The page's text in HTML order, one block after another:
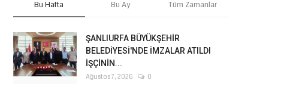
Bu Hafta Bu Ay Tüm Zamanlar
ŞANLIURFA BÜYÜKŞEHİR
BELEDİYESİ'NDE İMZALAR ATILDI
İŞÇİNİN...
Ağustos 7, 2026 0